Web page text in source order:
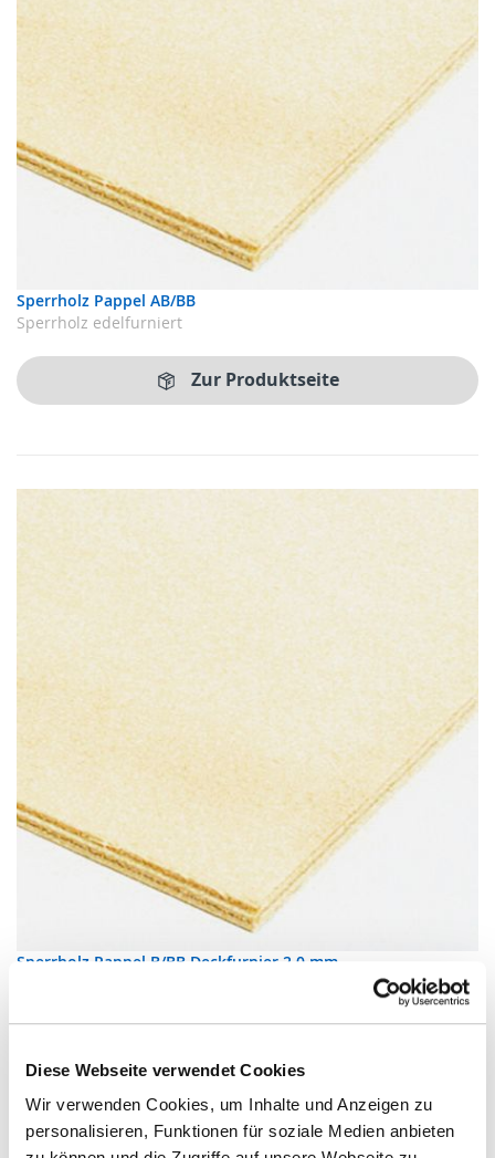
Diese Webseite verwendet Cookies
Wir verwenden Cookies, um Inhalte und Anzeigen zu
personalisieren, Funktionen für soziale Medien anbieten
Sperrholz Pappel AB/BB
Sperrholz edelfurniert
Zur Produktseite
Sperrholz Pappel B/BB Deckfurnier 2.0 mm